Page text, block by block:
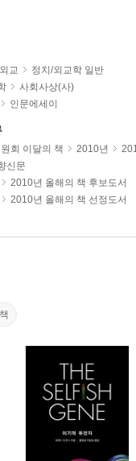
교
정치/외교학 일반
사회사상(사)
인문에세이
회 이달의 책 2010년
신문
2010년 올해의 책 후보도서
2010년 올해의 책 선정도서